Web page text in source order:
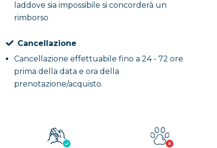
laddove sia impossibile si concorderà un
rimborso
Cancellazione
Cancellazione effettuabile fino a 24 - 72 ore
prima della data e ora della
prenotazione/acquisto.